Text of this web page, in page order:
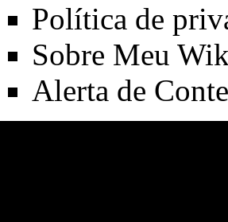
Política de
Sobre Meu
Alerta de